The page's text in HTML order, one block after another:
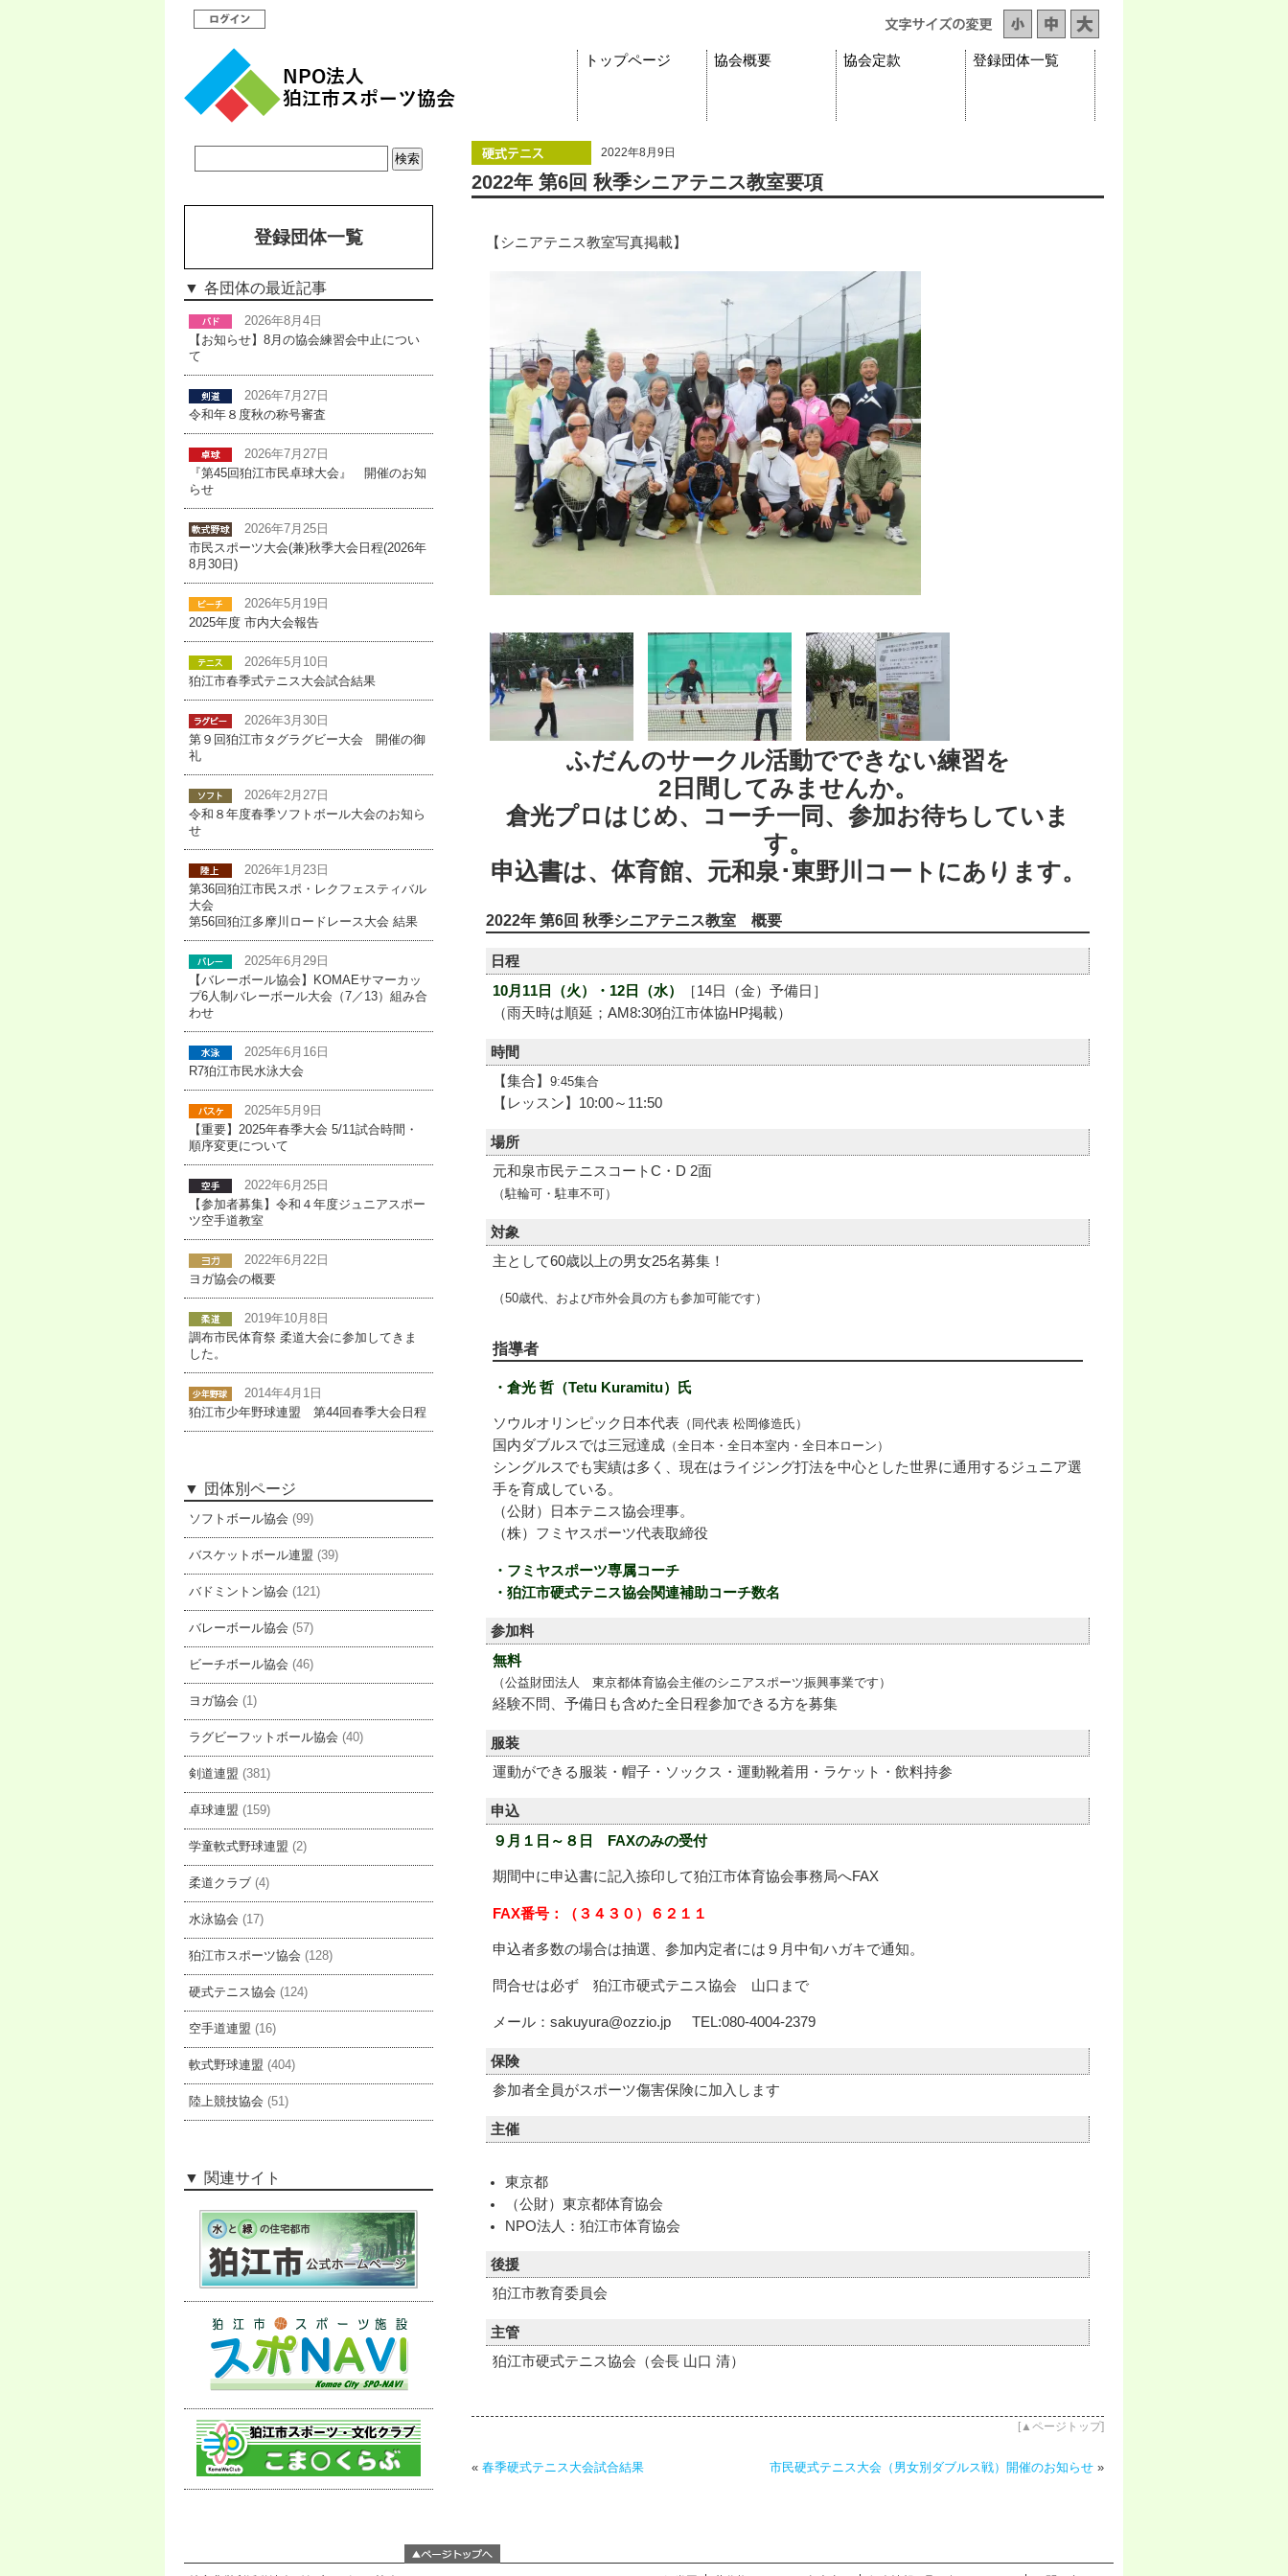
トップページ 協会概要 協会定款 登録団体一覧
2022年8月9日
2022年 第6回 秋季シニアテニス教室要項
【シニアテニス教室写真掲載】
ふだんのサークル活動でできない練習を
2日間してみませんか。
倉光プロはじめ、コーチ一同、参加お待ちしていま
す。
申込書は、体育館、元和泉･東野川コートにあります。
2022年 第6回 秋季シニアテニス教室 概要
日程
10月11日（火）・12日（水）
［14日（金）予備日］
（雨天時は順延；AM8:30狛江市体協HP掲載）
時間
【集合】 9:45集合
【レッスン】10:00～11:50
場所
元和泉市民テニスコートC・D 2面
（駐輪可・駐車不可）
対象
主として60歳以上の男女25名募集！
（50歳代、および市外会員の方も参加可能です）
指導者
・倉光 哲（Tetu Kuramitu）氏
ソウルオリンピック日本代表 （同代表 松岡修造氏）
国内ダブルスでは三冠達成 （全日本・全日本室内・全日本ローン）
シングルスでも実績は多く、現在はライジング打法を中心とした世界に通用するジュニア選
手を育成している。
（公財）日本テニス協会理事。
（株）フミヤスポーツ代表取締役
・フミヤスポーツ専属コーチ
・狛江市硬式テニス協会関連補助コーチ数名
参加料
無料
（公益財団法人 東京都体育協会主催のシニアスポーツ振興事業です）
経験不問、予備日も含めた全日程参加できる方を募集
服装
運動ができる服装・帽子・ソックス・運動靴着用・ラケット・飲料持参
申込
９月１日～８日 FAXのみの受付
期間中に申込書に記入捺印して狛江市体育協会事務局へFAX
FAX番号：（３４３０）６２１１
申込者多数の場合は抽選、参加内定者には９月中旬ハガキで通知。
問合せは必ず 狛江市硬式テニス協会 山口まで
メール：sakuyura@ozzio.jp TEL:080-4004-2379
保険
参加者全員がスポーツ傷害保険に加入します
主催
東京都
（公財）東京都体育協会
NPO法人：狛江市体育協会
後援
狛江市教育委員会
主管
狛江市硬式テニス協会（会長 山口 清）
[▲ページトップ]
« 春季硬式テニス大会試合結果 市民硬式テニス大会（男女別ダブルス戦）開催のお知らせ »
登録団体一覧
各団体の最近記事
2026年8月4日
【お知らせ】8月の協会練習会中止につい
て
2026年7月27日
令和年８度秋の称号審査
2026年7月27日
『第45回狛江市民卓球大会』 開催のお知
らせ
2026年7月25日
市民スポーツ大会(兼)秋季大会日程(2026年
8月30日)
2026年5月19日
2025年度 市内大会報告
2026年5月10日
狛江市春季式テニス大会試合結果
2026年3月30日
第９回狛江市タグラグビー大会 開催の御
礼
2026年2月27日
令和８年度春季ソフトボール大会のお知ら
せ
2026年1月23日
第36回狛江市民スポ・レクフェスティバル
大会
第56回狛江多摩川ロードレース大会 結果
2025年6月29日
【バレーボール協会】KOMAEサマーカッ
プ6人制バレーボール大会（7／13）組み合
わせ
2025年6月16日
R7狛江市民水泳大会
2025年5月9日
【重要】2025年春季大会 5/11試合時間・
順序変更について
2022年6月25日
【参加者募集】令和４年度ジュニアスポー
ツ空手道教室
2022年6月22日
ヨガ協会の概要
2019年10月8日
調布市民体育祭 柔道大会に参加してきま
した。
2014年4月1日
狛江市少年野球連盟 第44回春季大会日程
団体別ページ
ソフトボール協会 (99)
バスケットボール連盟 (39)
バドミントン協会 (121)
バレーボール協会 (57)
ビーチボール協会 (46)
ヨガ協会 (1)
ラグビーフットボール協会 (40)
剣道連盟 (381)
卓球連盟 (159)
学童軟式野球連盟 (2)
柔道クラブ (4)
水泳協会 (17)
狛江市スポーツ協会 (128)
硬式テニス協会 (124)
空手道連盟 (16)
軟式野球連盟 (404)
陸上競技協会 (51)
関連サイト